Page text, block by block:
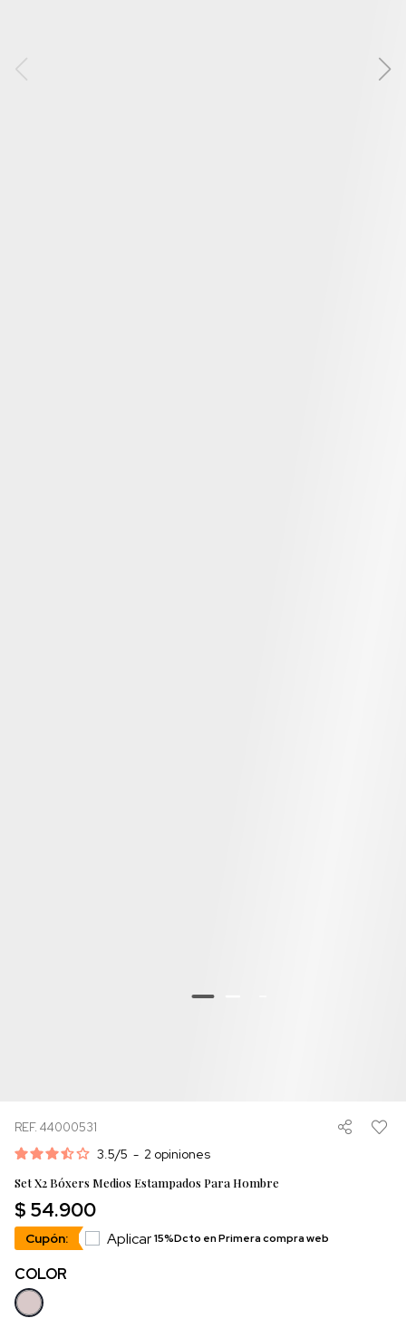
REF. 44000531
3.5/5 - 2 opiniones
Set X2 Bóxers Medios Estampados Para Hombre
$ 54.900
Cupón: Aplicar15%Dcto en Primera compra web
COLOR